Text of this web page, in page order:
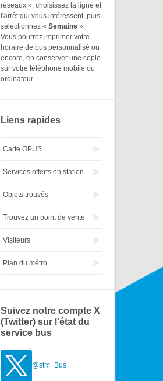
réseaux », choisissez la ligne et
l'arrêt qui vous intéressent, puis
sélectionnez « Semaine ».
Vous pourrez imprimer votre
horaire de bus personnalisé ou
encore, en conserver une copie
sur votre téléphone mobile ou
ordinateur.
Liens rapides
Carte OPUS
Services offerts en station
Objets trouvés
Trouvez un point de vente
Visiteurs
Plan du métro
Suivez notre compte X
(Twitter) sur l'état du
service bus
@stm_Bus